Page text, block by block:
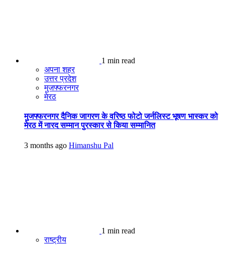
1 min read
अपना शहर
उत्तर प्रदेश
मुजफ्फरनगर
मेरठ
मुजफ्फरनगर दैनिक जागरण के वरिष्ठ फोटो जर्नलिस्ट भूषण भास्कर को
मेरठ में नारद सम्मान पुरस्कार से किया सम्मानित
3 months ago Himanshu Pal
1 min read
राष्ट्रीय